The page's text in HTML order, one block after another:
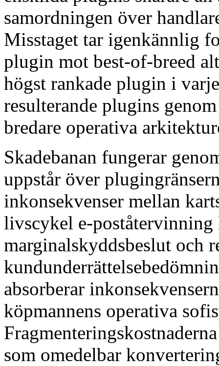
samordningen över
Misstaget tar igenkännlig
plugin mot best-of-breed
högst rankade plugin i
resulterande plugins
bredare operativa
Skadebanan fungerar
uppstår över
inkonsekvenser mellan
livscykel e-poståtervinning
marginalskyddsbeslut och
absorberar
köpmannens operativa
som omedelbar